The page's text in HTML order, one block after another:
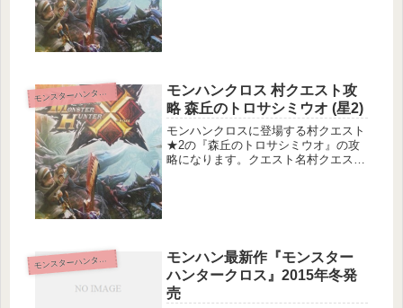
モ ンスターハンタークロス
モンハンクロス 村クエスト攻
略 森丘のトロサシミウオ (星2)
モンハンクロスに登場する村クエスト
★2の『森丘のトロサシミウオ』の攻
略になります。クエスト名村クエスト
モンスターハンター4
モンハン最新作『モンスター
ハンタークロス』2015年冬発
売